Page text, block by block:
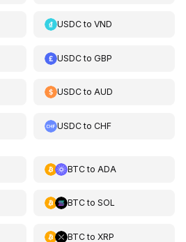
USDCtoVND
USDCtoGBP
USDCtoAUD
USDCtoCHF
BTCto ADA
BTCto SOL
BTCto XRP